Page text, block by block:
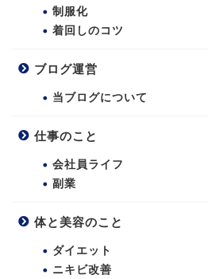
制服化
着回しのコツ
ブログ運営
当ブログについて
仕事のこと
会社員ライフ
副業
体と美容のこと
ダイエット
ニキビ改善